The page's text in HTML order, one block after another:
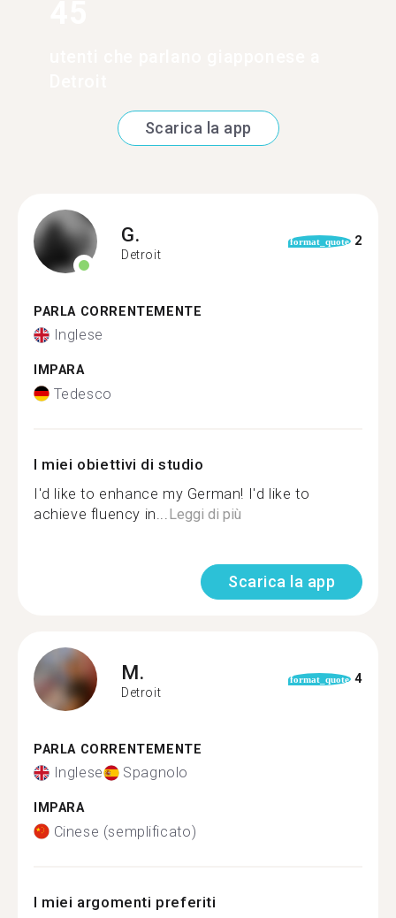
Scarica la app
G.
Detroit
format_quote 2
PARLA CORRENTEMENTE
Inglese
IMPARA
Tedesco
I miei obiettivi di studio
I'd like to enhance my German! I'd like to
achieve fluency in... Leggi di più
Scarica la app
M.
Detroit
format_quote 4
PARLA CORRENTEMENTE
Inglese Spagnolo
IMPARA
Cinese (semplificato)
I miei argomenti preferiti